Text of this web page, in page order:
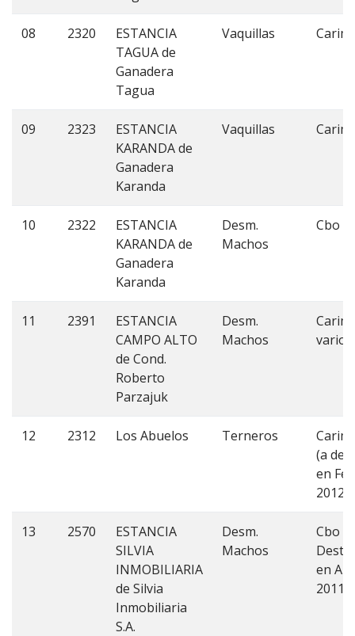
08 2320
ESTANCIA
TAGUA de
Ganadera
Tagua
Vaquillas
09 2323
ESTANCIA
KARANDA de
Ganadera
Karanda
Vaquillas
10 2322
ESTANCIA
KARANDA de
Ganadera
Karanda
Desm.
Machos
Cbo
11 2391
ESTANCIA
CAMPO ALTO
de Cond.
Roberto
Parzajuk
Desm.
Machos
varios
12 2312 Los Abuelos Terneros
(a
en
2012)
13 2570
ESTANCIA
SILVIA
INMOBILIARIA
de Silvia
Inmobiliaria
S.A.
Desm.
Machos
Cbo 1
en
2011